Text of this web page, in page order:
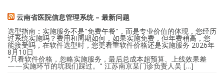
云南省医院信息管理系统 – 最新问题
选型指南：实施服务不是"免费午餐"，而是专业价值的体现，您经历
过系统实施吗？费用和周期如何，如果实施免费，但年费稍高，您
能接受吗，在软件选型时，您更看重软件价格还是实施服务 2026年
8月10日
"只看软件价格，忽略实施服务，最后总成本超预算、上线效果差
——实施环节的坑我们踩过。" 江苏南京某门诊负责人吴 […]